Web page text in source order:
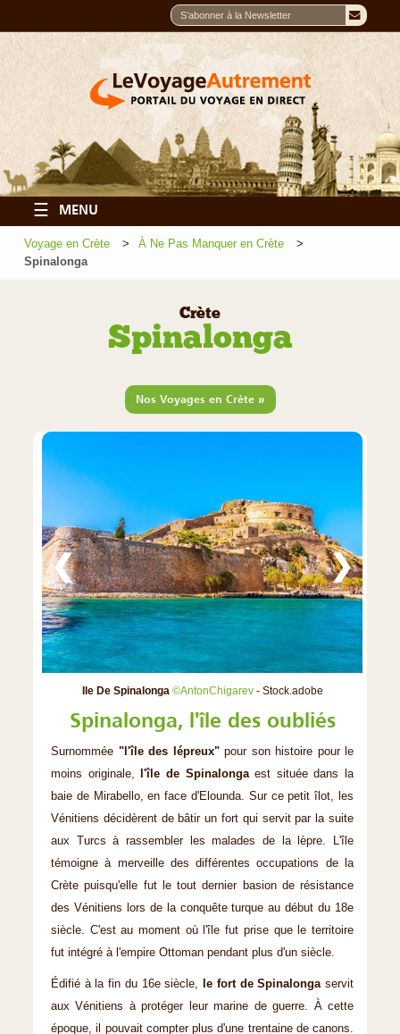
☰ MENU
Voyage en Crète
À Ne Pas Manquer en Crète
Spinalonga
Crète
Spinalonga
Nos Voyages en Crète »
Ile De Spinalonga ©AntonChigarev- Stock.adobe
❮ ❯
Spinalonga, l'île des oubliés
Surnommée "l'île des lépreux"pour son histoire pour le
moins originale,
l'île de Spinalongaest située dans la
baie de Mirabello, en face d'Elounda. Sur ce petit îlot, les
Vénitiens décidèrent de bâtir un fort qui servit par la suite
aux Turcs à rassembler les malades de la lèpre. L'île
témoigne à merveille des différentes occupations de la
Crète puisqu'elle fut le tout dernier basion de résistance
des Vénitiens lors de la conquête turque au début du 18e
siècle. C'est au moment où l'île fut prise que le territoire
fut intégré à l'empire Ottoman pendant plus d'un siècle.
Édifié à la fin du 16e siècle, le fort de Spinalonga servit
aux Vénitiens à protéger leur marine de guerre. À cette
époque, il pouvait compter plus d'une trentaine de canons.